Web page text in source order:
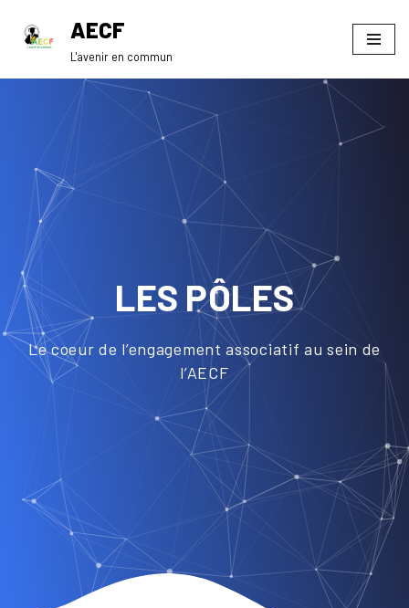
Aller
AECF
L'avenir en commun
LES PÔLES
Le coeur de l’engagement associatif au sein de
l’AECF